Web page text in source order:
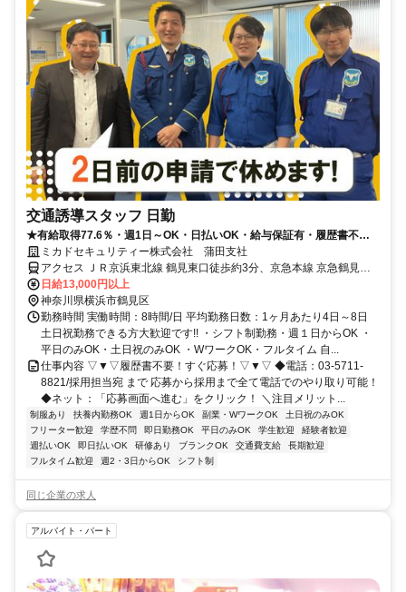
交通誘導スタッフ 日勤
★有給取得77.6％・週1日～OK・日払いOK・給与保証有・履歴書不要
★ ミカドセキュリティー株式会社 蒲田支社
アクセス ＪＲ京浜東北線 鶴見東口徒歩約3分、京急本線 京急鶴見東
口徒歩約4分、京急本線 花月総持寺東口徒歩約15分
日給13,000円以上
神奈川県横浜市鶴見区
勤務時間 実働時間：8時間/日 平均勤務日数：1ヶ月あたり4日～8日
土日祝勤務できる方大歓迎です!! ・シフト制勤務・週１日からOK ・
平日のみOK・土日祝のみOK ・WワークOK・フルタイム 自...
仕事内容 ▽▼▽履歴書不要！すぐ応募！▽▼▽ ◆電話：03-5711-
8821/採用担当宛 まで 応募から採用まで全て電話でのやり取り可能！
◆ネット：「応募画面へ進む」をクリック！ ＼注目メリット...
制服あり 扶養内勤務OK 週1日からOK 副業・WワークOK
土日祝のみOK
フリーター歓迎
学歴不問 即日勤務OK 平日のみOK 学生歓迎
経験者歓迎
週払いOK
即日払いOK 研修あり ブランクOK 交通費支給
長期歓迎
フルタイム歓迎
週2・3日からOK シフト制
同じ企業の求人
アルバイト・パート